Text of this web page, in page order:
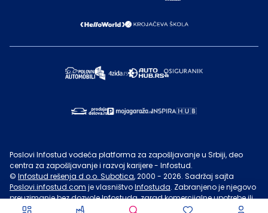
Poslovi Infostud vodeća platforma za zapošljavanje u Srbiji, deo
centra za zapošljavanje i razvoj karijere - Infostud.
© Infostud rešenja d.o.o. Subotica, 2000 - 2026. Sadržaj sajta
Poslovi.infostud.com je vlasništvoInfostuda. Zabranjeno je njegovo
preuzimanje bez dozvoleInfostuda, zarad komercijalne upotrebe ili
u druge svrhe, osim za lične potrebe posetilaca sajta.